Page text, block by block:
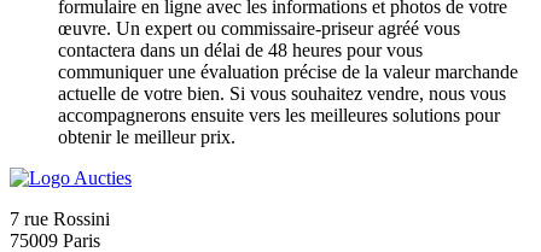
formulaire en ligne avec les informations et photos de votre
œuvre. Un expert ou commissaire-priseur agréé vous
contactera dans un délai de 48 heures pour vous
communiquer une évaluation précise de la valeur marchande
actuelle de votre bien. Si vous souhaitez vendre, nous vous
accompagnerons ensuite vers les meilleures solutions pour
obtenir le meilleur prix.
7 rue Rossini
75009 Paris